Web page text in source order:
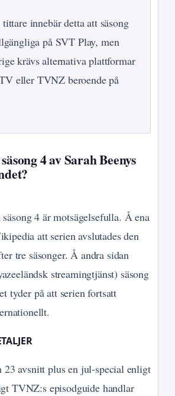
innebär detta att säsong
på SVT Play, men
krävs alternativa plattformar
eller TVNZ beroende på
4 av Sarah Beenys
4 är motsägelsefulla. Å ena
att serien avslutades den
tre säsonger. Å andra sidan
streamingtjänst) säsong
tyder på att serien fortsatt
23 avsnitt plus en jul-special enligt
TVNZ:s episodguide handlar